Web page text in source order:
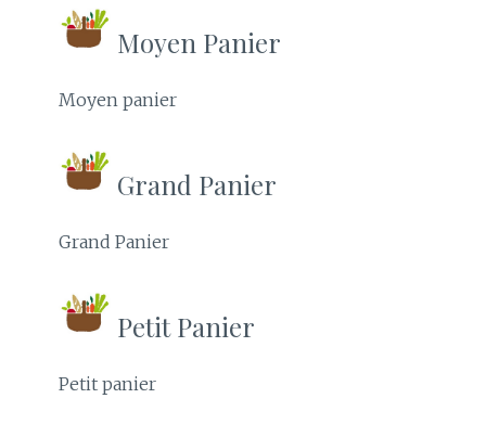
Moyen Panier
Moyen panier
Grand Panier
Grand Panier
Petit Panier
Petit panier